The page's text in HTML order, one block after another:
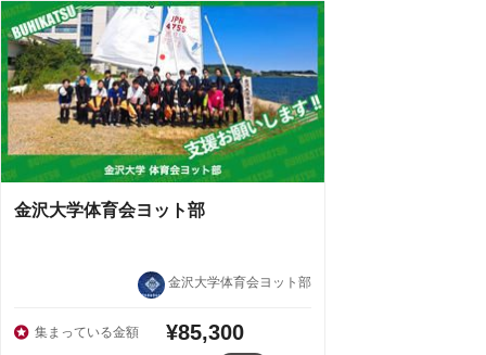
金沢大学体育会ヨット部
金沢大学体育会ヨット部
集まっている金額 ¥85,300